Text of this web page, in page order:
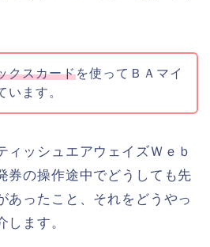
クスカードを使ってＢＡマイ
います。
ィッシュエアウェイズＷｅｂ
券の操作途中でどうしても先
あったこと、それをどうやっ
します。